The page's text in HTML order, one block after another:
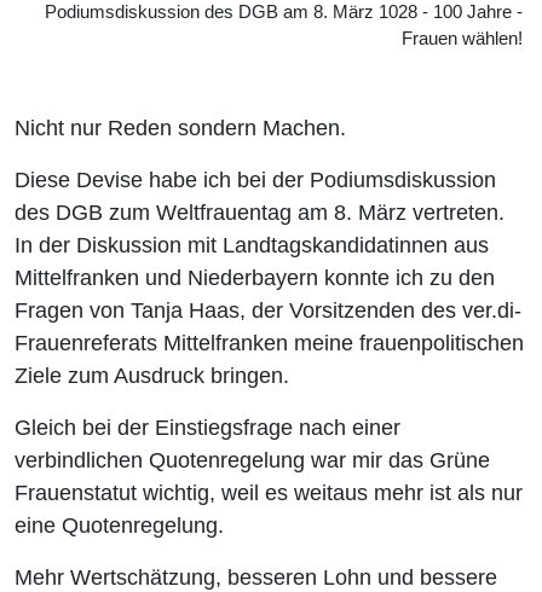
Podiumsdiskussion des DGB am 8. März 1028 - 100 Jahre -
Frauen wählen!
Nicht nur Reden sondern Machen.
Diese Devise habe ich bei der Podiumsdiskussion
des DGB zum Weltfrauentag am 8. März vertreten.
In der Diskussion mit Landtagskandidatinnen aus
Mittelfranken und Niederbayern konnte ich zu den
Fragen von Tanja Haas, der Vorsitzenden des ver.di-
Frauenreferats Mittelfranken meine frauenpolitischen
Ziele zum Ausdruck bringen.
Gleich bei der Einstiegsfrage nach einer
verbindlichen Quotenregelung war mir das Grüne
Frauenstatut wichtig, weil es weitaus mehr ist als nur
eine Quotenregelung.
Mehr Wertschätzung, besseren Lohn und bessere